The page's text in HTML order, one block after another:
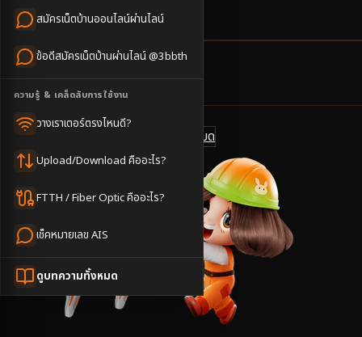
สมัครเน็ตบ้านออนไลน์ผ่านไลน์
ข้อดีสมัครเน็ตบ้านผ่านไลน์ @3bbth
ความรู้ & เคล็ดลับการใช้งาน
วางเราเตอร์ตรงไหนดี?
Upload/Download คืออะไร?
FTTH / Fiber Optic คืออะไร?
เช็คหมายเลข AIS
ดูบทความทั้งหมด
3-5วันทำการ
นัดช่างติดตั้ง
ราคาเริ่มต้น
ดูแพ็กเกจทั้งหมด